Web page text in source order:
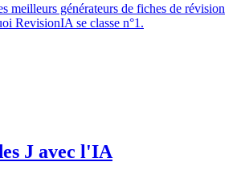
meilleurs générateurs de fiches de révision
RevisionIA se classe n°1.
J avec l'IA